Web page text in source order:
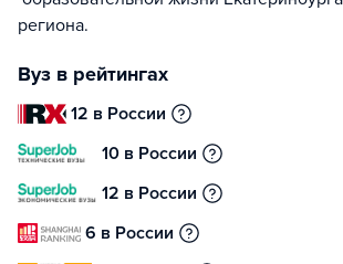
региона.
Вуз в рейтингах
12 в России
10 в России
12 в России
6 в России